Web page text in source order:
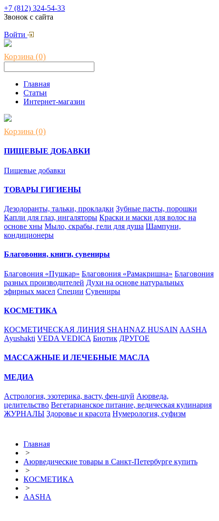
+7 (812) 324-54-33
Звонок с сайта
Войти
Корзина (0)
Главная
Статьи
Интернет-магазин
Корзина (0)
ПИЩЕВЫЕ ДОБАВКИ
Пищевые добавки
ТОВАРЫ ГИГИЕНЫ
Дезодоранты, тальки, прокладки Зубные пасты, порошки
Капли для глаз, ингаляторы Краски и маски для волос на
основе хны Мыло, скрабы, гели для душа Шампуни,
кондиционеры
Благовония, книги, сувениры
Благовония «Пушкар» Благовония «Рамакришна» Благовония
разных производителей Духи на основе натуральных
эфирных масел Специи Сувениры
КОСМЕТИКА
КОСМЕТИЧЕСКАЯ ЛИНИЯ SHAHNAZ HUSAIN AASHA
Ayushakti VEDA VEDICA Биотик ДРУГОЕ
МАССАЖНЫЕ И ЛЕЧЕБНЫЕ МАСЛА
МЕДИА
Астрология, эзотерика, васту, фен-шуй Аюрведа,
целительство Вегетарианское питание, ведическая кулинария
ЖУРНАЛЫ Здоровье и красота Нумерология, суфизм
Главная
>
Аюрведические товары в Санкт-Петербурге купить
>
КОСМЕТИКА
>
AASHA